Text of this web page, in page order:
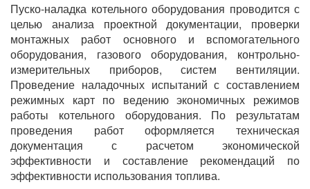
Пуско-наладка котельного оборудования проводится с
целью анализа проектной документации, проверки
монтажных работ основного и вспомогательного
оборудования, газового оборудования, контрольно-
измерительных приборов, систем вентиляции.
Проведение наладочных испытаний с составлением
режимных карт по ведению экономичных режимов
работы котельного оборудования. По результатам
проведения работ оформляется техническая
документация с расчетом экономической
эффективности и составление рекомендаций по
эффективности использования топлива.